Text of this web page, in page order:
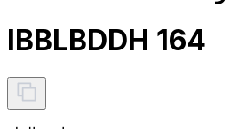
IBBLBDDH 164